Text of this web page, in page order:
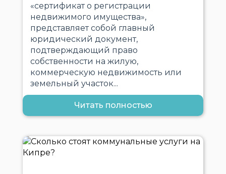
«сертификат о регистрации
недвижимого имущества»,
представляет собой главный
юридический документ,
подтверждающий право
собственности на жилую,
коммерческую недвижимость или
земельный участок...
Читать полностью